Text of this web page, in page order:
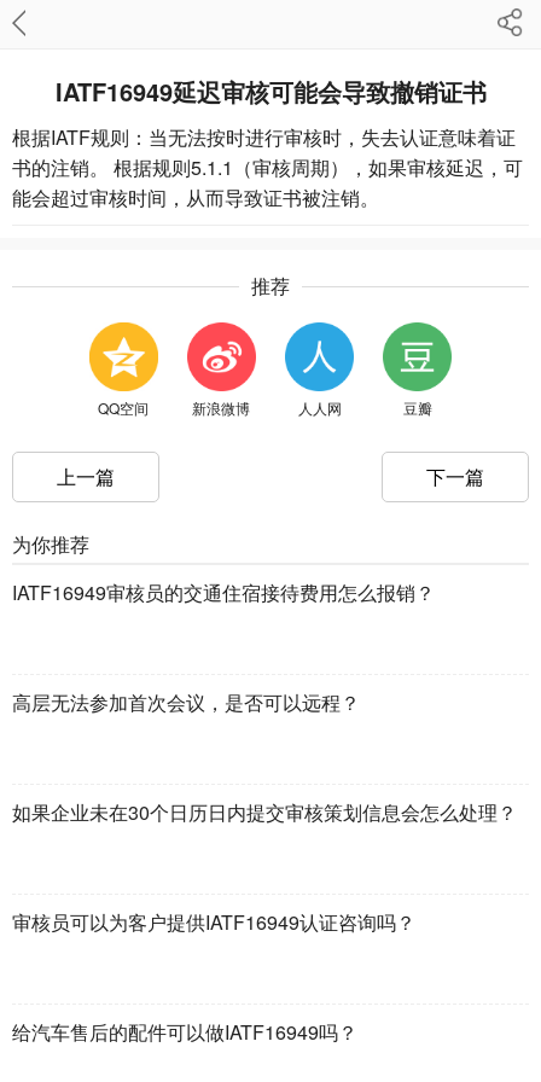
IATF16949延迟审核可能会导致撤销证书
根据IATF规则：当无法按时进行审核时，失去认证意味着证
书的注销。 根据规则5.1.1（审核周期），如果审核延迟，可
能会超过审核时间，从而导致证书被注销。
推荐
QQ空间 新浪微博 人人网 豆瓣
上一篇 下一篇
为你推荐
IATF16949审核员的交通住宿接待费用怎么报销？
高层无法参加首次会议，是否可以远程？
如果企业未在30个日历日内提交审核策划信息会怎么处理？
审核员可以为客户提供IATF16949认证咨询吗？
给汽车售后的配件可以做IATF16949吗？